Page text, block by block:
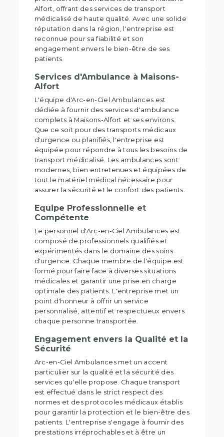
Alfort, offrant des services de transport
médicalisé de haute qualité. Avec une solide
réputation dans la région, l'entreprise est
reconnue pour sa fiabilité et son
engagement envers le bien-être de ses
patients.
Services d'Ambulance à Maisons-
Alfort
L'équipe d'Arc-en-Ciel Ambulances est
dédiée à fournir des services d'ambulance
complets à Maisons-Alfort et ses environs.
Que ce soit pour des transports médicaux
d'urgence ou planifiés, l'entreprise est
équipée pour répondre à tous les besoins de
transport médicalisé. Les ambulances sont
modernes, bien entretenues et équipées de
tout le matériel médical nécessaire pour
assurer la sécurité et le confort des patients.
Equipe Professionnelle et
Compétente
Le personnel d'Arc-en-Ciel Ambulances est
composé de professionnels qualifiés et
expérimentés dans le domaine des soins
d'urgence. Chaque membre de l'équipe est
formé pour faire face à diverses situations
médicales et garantir une prise en charge
optimale des patients. L'entreprise met un
point d'honneur à offrir un service
personnalisé, attentif et respectueux envers
chaque personne transportée.
Engagement envers la Qualité et la
Sécurité
Arc-en-Ciel Ambulances met un accent
particulier sur la qualité et la sécurité des
services qu'elle propose. Chaque transport
est effectué dans le strict respect des
normes et des protocoles médicaux établis
pour garantir la protection et le bien-être des
patients. L'entreprise s'engage à fournir des
prestations irréprochables et à être un